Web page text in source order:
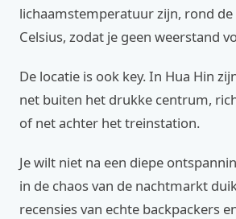
lichaamstemperatuur zijn, rond
Celsius, zodat je geen weerstand
De locatie is ook key. In Hua Hin
net buiten het drukke centrum,
of net achter het treinstation.
Je wilt niet na een diepe
in de chaos van de nachtmarkt
recensies van echte backpackers